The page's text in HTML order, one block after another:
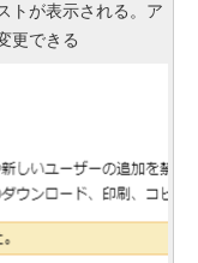
トが表示される。ア
更できる